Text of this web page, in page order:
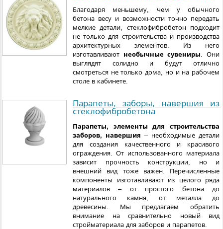
Благодаря меньшему, чем у обычного
бетона весу и возможности точно передать
мелкие детали, стеклофибробетон подходит
не только для строительства и производства
архитектурных элементов. Из него
изготавливают необычные сувениры. Они
выглядят солидно и будут отлично
смотреться не только дома, но и на рабочем
столе в кабинете.
Парапеты, заборы, навершия из
стеклофибробетона
Парапеты, элементы для строительства
заборов, навершия – необходимые детали
для создания качественного и красивого
ограждения. От использованного материала
зависит прочность конструкции, но и
внешний вид тоже важен. Перечисленные
компоненты изготавливают из целого ряда
материалов – от простого бетона до
натурального камня, от металла до
древесины. Мы предлагаем обратить
внимание на сравнительно новый вид
стройматериала для заборов и парапетов.